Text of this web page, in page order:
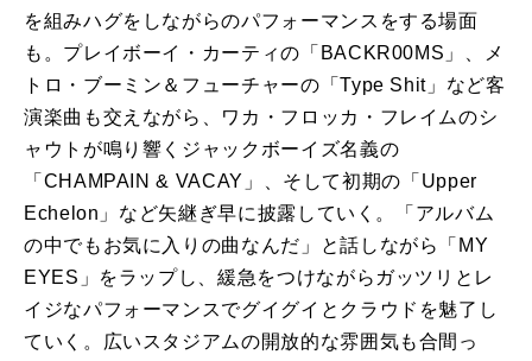
を組みハグをしながらのパフォーマンスをする場面
も。プレイボーイ・カーティの「BACKR00MS」、メ
トロ・ブーミン＆フューチャーの「Type Shit」など客
演楽曲も交えながら、ワカ・フロッカ・フレイムのシ
ャウトが鳴り響くジャックボーイズ名義の
「CHAMPAIN & VACAY」、そして初期の「Upper
Echelon」など矢継ぎ早に披露していく。「アルバム
の中でもお気に入りの曲なんだ」と話しながら「MY
EYES」をラップし、緩急をつけながらガッツリとレ
イジなパフォーマンスでグイグイとクラウドを魅了し
ていく。広いスタジアムの開放的な雰囲気も合間っ